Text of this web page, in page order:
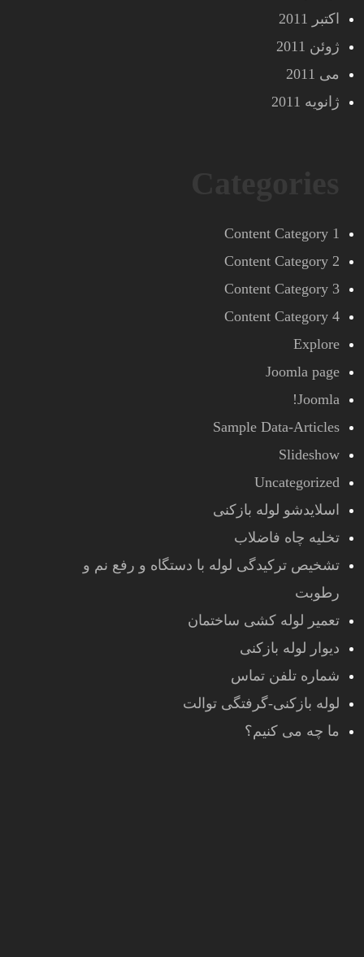
اکتبر 2011
ژوئن 2011
می 2011
ژانویه 2011
Content Category 1
Content Category 2
Content Category 3
Content Category 4
Explore
Joomla page
Joomla!
Sample Data-Articles
Slideshow
Uncategorized
اسلایدشو لوله بازکنی
تخلیه چاه فاضلاب
تشخیص ترکیدگی لوله با دستگاه و رفع نم و
رطوبت
تعمیر لوله کشی ساختمان
دیوار لوله بازکنی
شماره تلفن تماس
لوله بازکنی-گرفتگی توالت
ما چه می کنیم؟